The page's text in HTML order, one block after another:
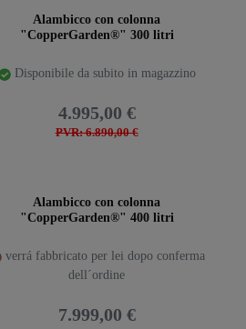
Alambicco con colonna
"CopperGarden®" 300 litri
Disponibile da subito in magazzino
PVR: 6.890,00 €
4.995,00 €
Alambicco con colonna
"CopperGarden®" 400 litri
verrá fabbricato per lei dopo conferma
dell´ordine
7.999,00 €